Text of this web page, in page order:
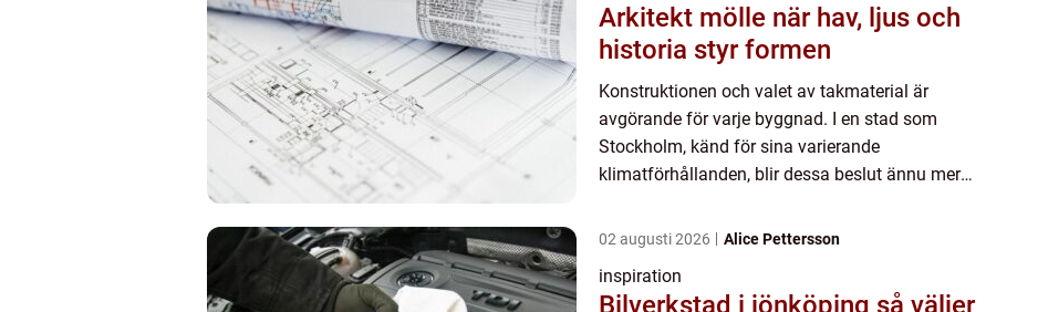
Arkitekt mölle när hav, ljus och
historia styr formen
Konstruktionen och valet av takmaterial är
avgörande för varje byggnad. I en stad som
Stockholm, känd för sina varierande
klimatförhållanden, blir dessa beslut ännu mer
02 augusti 2026 Alice Pettersson
inspiration
Bilverkstad i jönköping så väljer